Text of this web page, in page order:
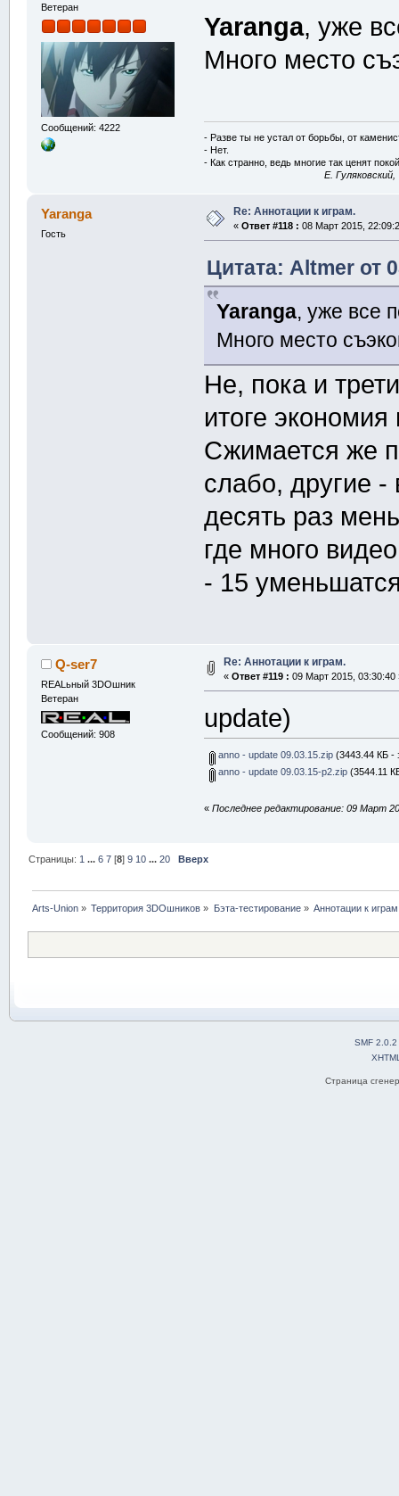
Ветеран
Сообщений: 4222
Yaranga, уже
Много место
- Разве ты не устал от борьбы, от
- Нет.
- Как странно, ведь многие так ценят
E.
Yaranga
Гость
Re: Аннотации к играм.
« Ответ #118 : 08 Март 2015,
Цитата: Altmer от
Yaranga, уже все
Много место
Не, пока и
итоге
Сжимается же
слабо, другие -
десять раз
где много
- 15
Q-ser7
REALьный 3DOшник
Ветеран
Сообщений: 908
Re: Аннотации к играм.
« Ответ #119 : 09 Март 2015, 03:30:40
update)
anno - update 09.03.15.zip(3443.44 КБ -
anno - update 09.03.15-p2.zip(3544.11
«Последнее редактирование: 09 Март
Страницы: 1 ...6 7 [8]9 10 ...20 Вверх
Arts-Union » Территория 3DOшников » Бэта-тестирование» Аннотации к
SMF 2.0.2
Страница